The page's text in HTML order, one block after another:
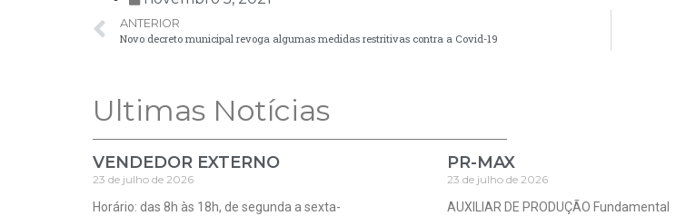
ANTERIOR
Novo decreto municipal revoga algumas medidas restritivas contra a Covid-19
Ultimas Notícias
VENDEDOR EXTERNO
23 de julho de 2026
Horário: das 8h às 18h, de segunda a sexta-
PR-MAX
23 de julho de 2026
AUXILIAR DE PRODUÇÃO Fundamental